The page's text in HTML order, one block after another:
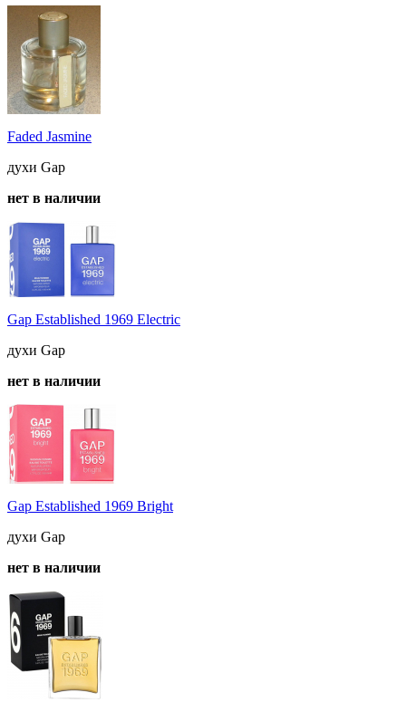
Faded Jasmine
духи Gap
нет в наличии
Gap Established 1969 Electric
духи Gap
нет в наличии
Gap Established 1969 Bright
духи Gap
нет в наличии